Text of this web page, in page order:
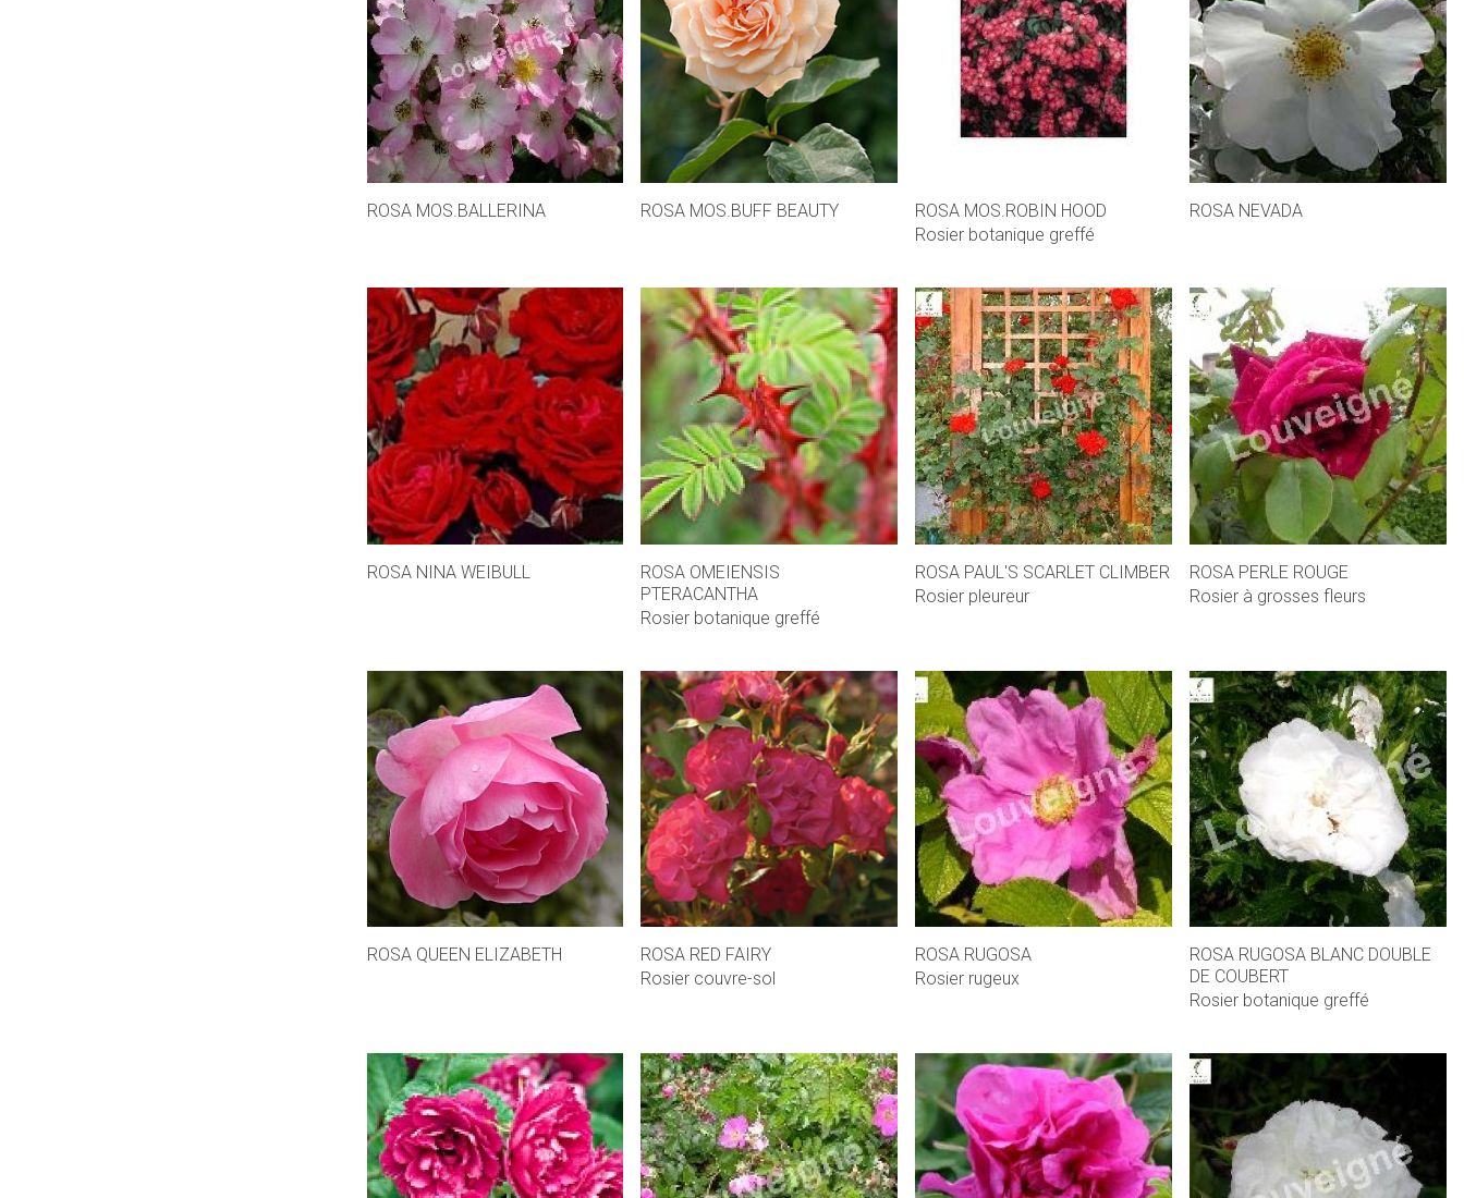
ROSA MOS.BALLERINA ROSA MOS.BUFF BEAUTY
ROSA MOS.ROBIN HOOD
Rosier botanique greffé
ROSA NEVADA
ROSA NINA WEIBULL
ROSA OMEIENSIS
PTERACANTHA
Rosier botanique greffé
ROSA PAUL'S SCARLET CLIMBER
Rosier pleureur
ROSA PERLE ROUGE
Rosier à grosses fleurs
ROSA QUEEN ELIZABETH
ROSA RED FAIRY
Rosier couvre-sol
ROSA RUGOSA
Rosier rugeux
ROSA RUGOSA BLANC DOUBLE
DE COUBERT
Rosier botanique greffé